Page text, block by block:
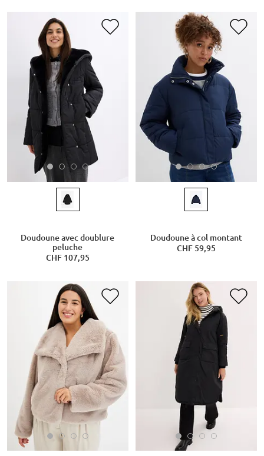
Doudoune avec doublure
peluche
CHF 107,95
Doudoune à col montant
CHF 59,95